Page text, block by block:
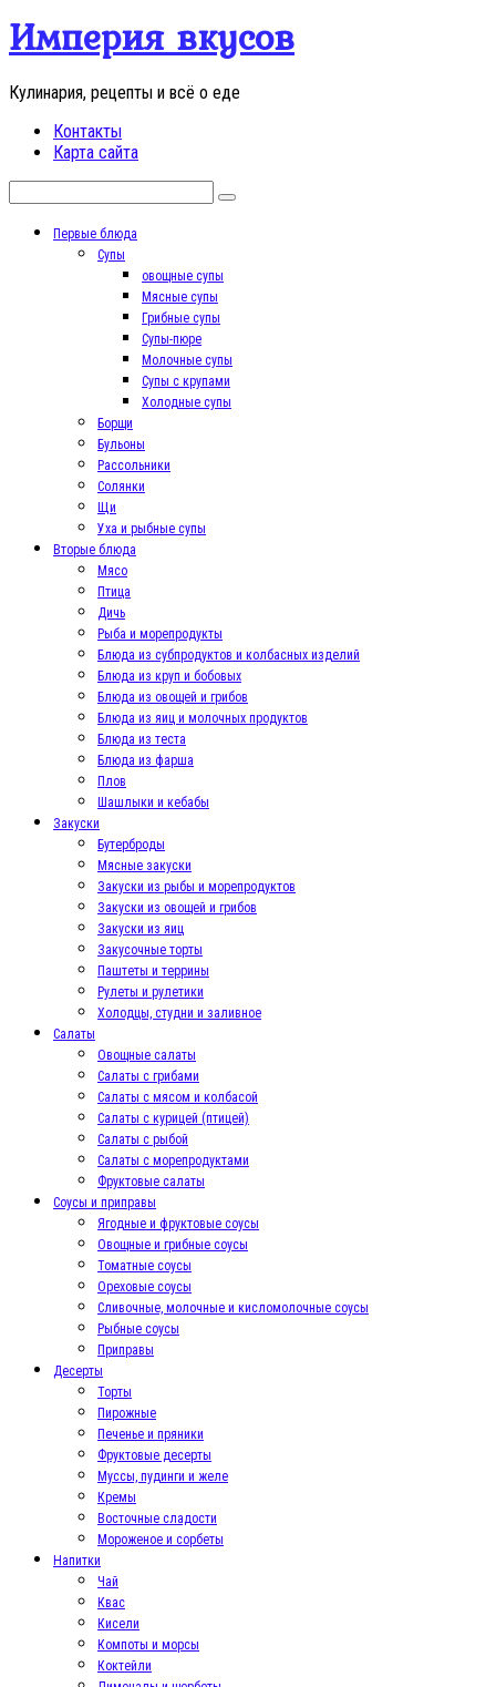
Перейти
контенту
Империя вкусов
Кулинария, рецепты и всё о еде
Контакты
Карта сайта
Первые блюда
Супы
овощные супы
Мясные супы
Грибные супы
Супы-пюре
Молочные супы
Супы с крупами
Холодные супы
Борщи
Бульоны
Рассольники
Солянки
Щи
Уха и рыбные супы
Вторые блюда
Мясо
Птица
Дичь
Рыба и морепродукты
Блюда из субпродуктов и колбасных изделий
Блюда из круп и бобовых
Блюда из овощей и грибов
Блюда из яиц и молочных продуктов
Блюда из теста
Блюда из фарша
Плов
Шашлыки и кебабы
Закуски
Бутерброды
Мясные закуски
Закуски из рыбы и морепродуктов
Закуски из овощей и грибов
Закуски из яиц
Закусочные торты
Паштеты и террины
Рулеты и рулетики
Холодцы, студни и заливное
Салаты
Овощные салаты
Салаты с грибами
Салаты с мясом и колбасой
Салаты с курицей (птицей)
Салаты с рыбой
Салаты с морепродуктами
Фруктовые салаты
Соусы и приправы
Ягодные и фруктовые соусы
Овощные и грибные соусы
Томатные соусы
Ореховые соусы
Сливочные, молочные и кисломолочные соусы
Рыбные соусы
Приправы
Десерты
Торты
Пирожные
Печенье и пряники
Фруктовые десерты
Муссы, пудинги и желе
Кремы
Восточные сладости
Мороженое и сорбеты
Напитки
Чай
Квас
Кисели
Компоты и морсы
Коктейли